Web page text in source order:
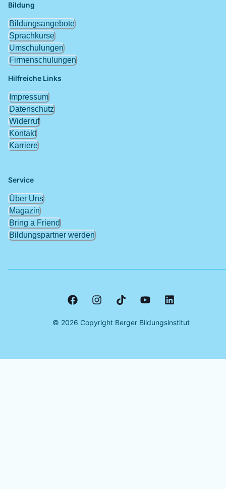
Hilfreiche Links
Impressum
Datenschutz
Widerruf
Kontakt
Karriere
Service
Über Uns
Magazin
Bring a Friend
Bildungspartner werden
Bildung
Bildungsangebote
Sprachkurse
Umschulungen
Firmenschulungen
© 2026 Copyright Berger Bildungsinstitut